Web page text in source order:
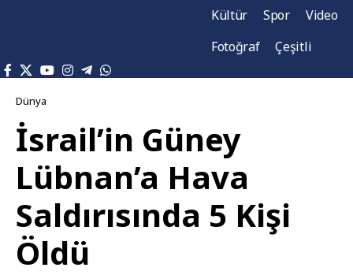
Kültür
Spor
Video
Fotoğraf
Çeşitli
Dünya
İsrail’in Güney
Lübnan’a Hava
Saldırısında 5 Kişi
Öldü